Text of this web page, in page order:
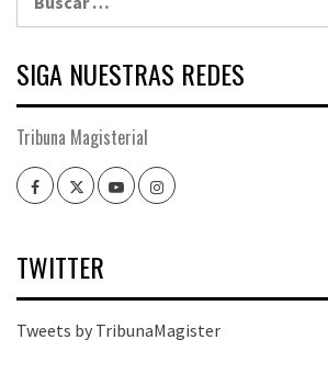
SIGA NUESTRAS REDES
Tribuna Magisterial
FacebookTwitterYoutubeInstagram
TWITTER
Tweets by TribunaMagister